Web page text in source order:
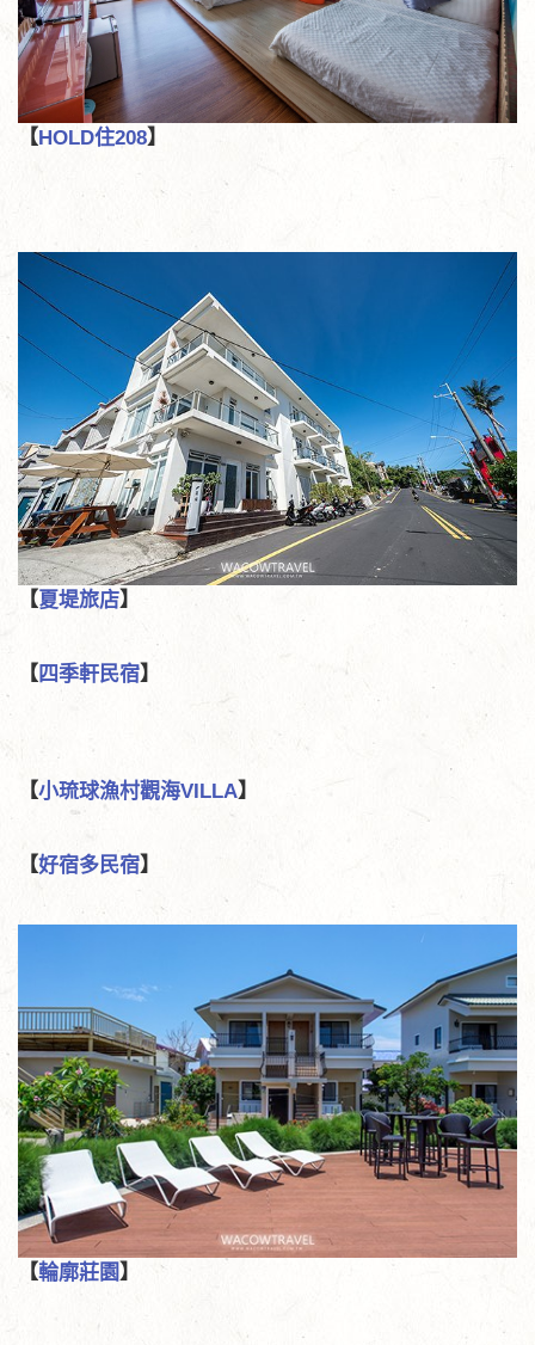
【HOLD住208】
【夏堤旅店】
【四季軒民宿】
【小琉球漁村觀海VILLA】
【好宿多民宿】
【輪廓莊園 】